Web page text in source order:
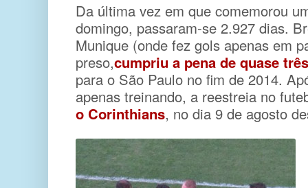
Da última vez em que comemorou
domingo, passaram-se 2.927 dias.
Munique (onde fez gols apenas em
preso,cumpriu a pena de quase
para o São Paulo no fim de 2014.
apenas treinando, a reestreia no
o Corinthians, no dia 9 de agosto